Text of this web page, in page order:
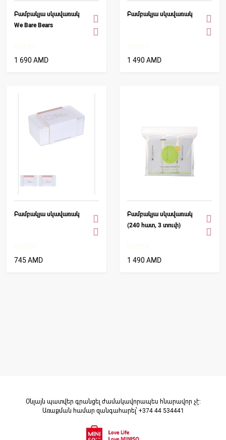
Բամբակյա սկավառակ
We Bare Bears
1 690 AMD
Բամբակյա սկավառակ
1 490 AMD
Բամբակյա սկավառակ
745 AMD
Բամբակյա սկավառակ
(240 հատ, 3 տուփ)
1 490 AMD
Օնլայն պատվեր գրանցել ժամակավորապես հնարավոր չէ։
Առաքման համար զանգահարել՝ +374 44 534441